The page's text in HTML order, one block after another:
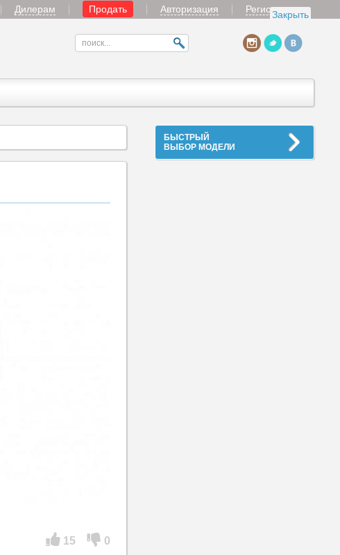
Закрыть
Дилерам Продать Авторизация Регистрация
БЫСТРЫЙ
ВЫБОР МОДЕЛИ
15 0